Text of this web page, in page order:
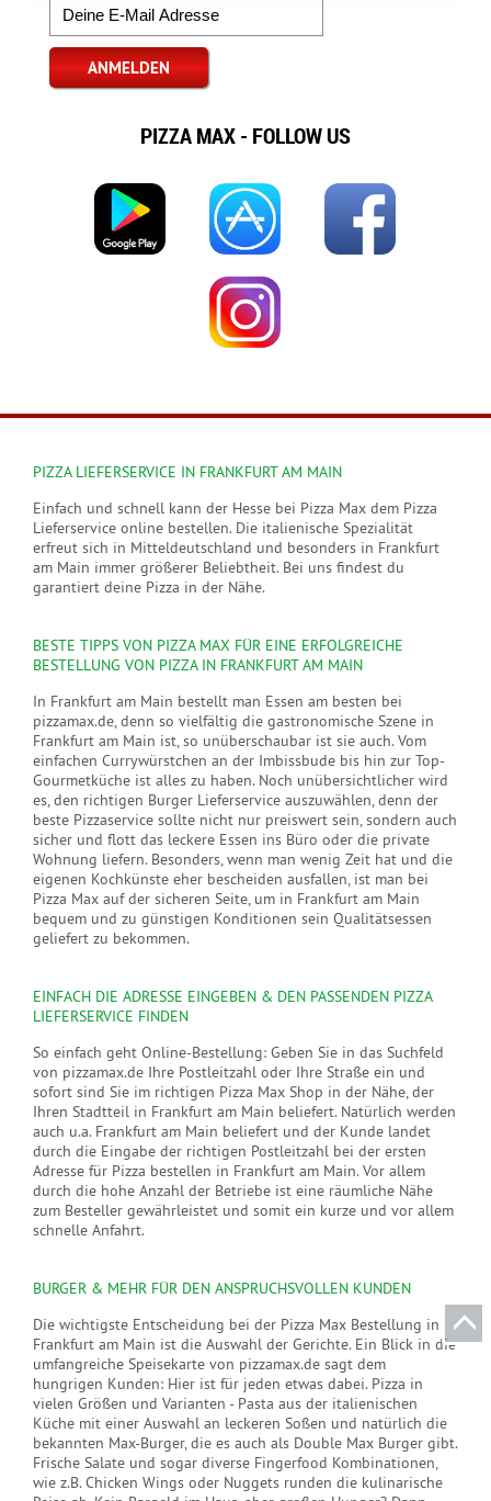
PIZZA MAX - FOLLOW US
PIZZA LIEFERSERVICE IN FRANKFURT AM MAIN
Einfach und schnell kann der Hesse bei Pizza Max dem Pizza
Lieferservice online bestellen. Die italienische Spezialität
erfreut sich in Mitteldeutschland und besonders in Frankfurt
am Main immer größerer Beliebtheit. Bei uns findest du
garantiert deine Pizza in der Nähe.
BESTE TIPPS VON PIZZA MAX FÜR EINE ERFOLGREICHE
BESTELLUNG VON PIZZA IN FRANKFURT AM MAIN
In Frankfurt am Main bestellt man Essen am besten bei
pizzamax.de, denn so vielfältig die gastronomische Szene in
Frankfurt am Main ist, so unüberschaubar ist sie auch. Vom
einfachen Currywürstchen an der Imbissbude bis hin zur Top-
Gourmetküche ist alles zu haben. Noch unübersichtlicher wird
es, den richtigen Burger Lieferservice auszuwählen, denn der
beste Pizzaservice sollte nicht nur preiswert sein, sondern auch
sicher und flott das leckere Essen ins Büro oder die private
Wohnung liefern. Besonders, wenn man wenig Zeit hat und die
eigenen Kochkünste eher bescheiden ausfallen, ist man bei
Pizza Max auf der sicheren Seite, um in Frankfurt am Main
bequem und zu günstigen Konditionen sein Qualitätsessen
geliefert zu bekommen.
EINFACH DIE ADRESSE EINGEBEN & DEN PASSENDEN PIZZA
LIEFERSERVICE FINDEN
So einfach geht Online-Bestellung: Geben Sie in das Suchfeld
von pizzamax.de Ihre Postleitzahl oder Ihre Straße ein und
sofort sind Sie im richtigen Pizza Max Shop in der Nähe, der
Ihren Stadtteil in Frankfurt am Main beliefert. Natürlich werden
auch u.a. Frankfurt am Main beliefert und der Kunde landet
durch die Eingabe der richtigen Postleitzahl bei der ersten
Adresse für Pizza bestellen in Frankfurt am Main. Vor allem
durch die hohe Anzahl der Betriebe ist eine räumliche Nähe
zum Besteller gewährleistet und somit ein kurze und vor allem
schnelle Anfahrt.
BURGER & MEHR FÜR DEN ANSPRUCHSVOLLEN KUNDEN
Die wichtigste Entscheidung bei der Pizza Max Bestellung in
Frankfurt am Main ist die Auswahl der Gerichte. Ein Blick in die
umfangreiche Speisekarte von pizzamax.de sagt dem
hungrigen Kunden: Hier ist für jeden etwas dabei. Pizza in
vielen Größen und Varianten - Pasta aus der italienischen
Küche mit einer Auswahl an leckeren Soßen und natürlich die
bekannten Max-Burger, die es auch als Double Max Burger gibt.
Frische Salate und sogar diverse Fingerfood Kombinationen,
wie z.B. Chicken Wings oder Nuggets runden die kulinarische